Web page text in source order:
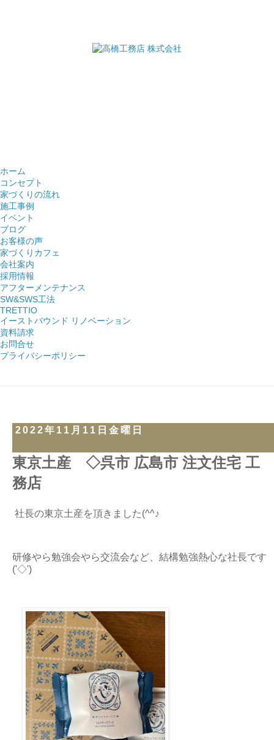
ホーム
コンセプト
家づくりの流れ
施工事例
イベント
ブログ
お客様の声
家づくりカフェ
会社案内
採用情報
アフターメンテナンス
SW&SWS工法
TRETTIO
イーストバウンド リノベーション
資料請求
お問合せ
プライバシーポリシー
2022年11月11日金曜日
東京土産 ◇呉市 広島市 注文住宅 工
務店
社長の東京土産を頂きました(^^♪
研修やら勉強会やら交流会など、結構勉強熱心な社長です
('◇')ゞ